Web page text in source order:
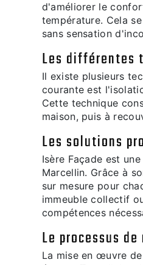
d'améliorer le
température. Cela
sans sensation
Les différentes
Il existe plusieurs
courante est
Cette technique
maison, puis à
Les solutions
Isère Façade est
Marcellin. Grâce à
sur mesure pour
immeuble collectif
compétences
Le processus
La mise en œuvre